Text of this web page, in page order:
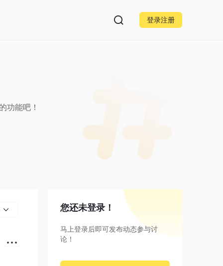
登录注册
功能吧！
您还未登录！
马上登录后即可发布动态参与讨
论！